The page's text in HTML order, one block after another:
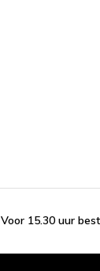
Voor 15.30 uur